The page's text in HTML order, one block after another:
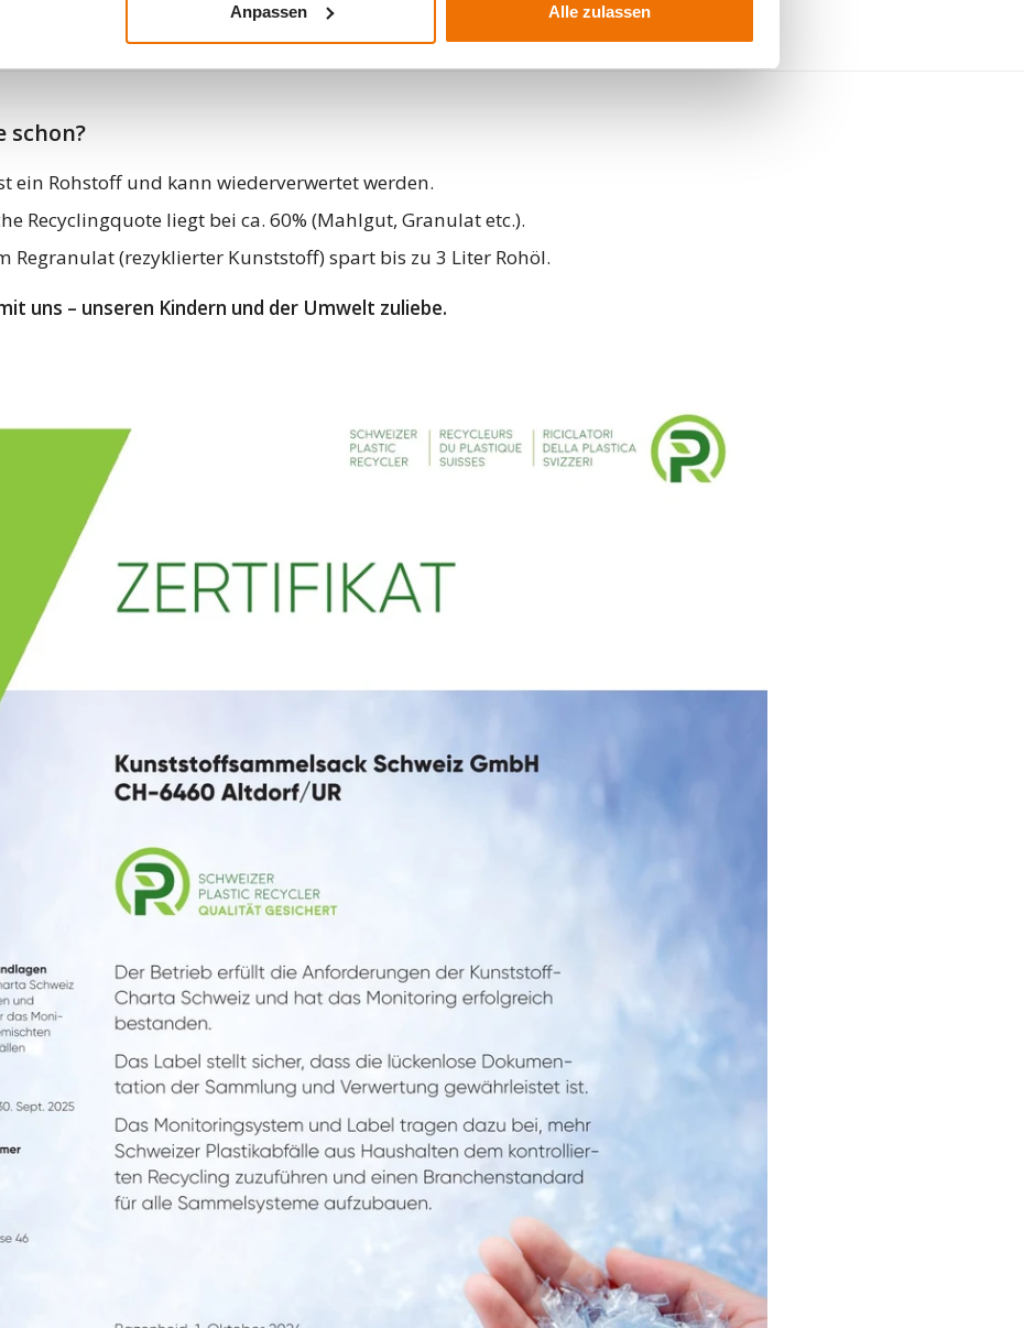
Anpassen Alle zulassen
schon?
ein Rohstoff und kann wiederverwertet werden.
Recyclingquote liegt bei ca. 60% (Mahlgut, Granulat etc.).
Regranulat (rezyklierter Kunststoff) spart bis zu 3 Liter Rohöl.
uns – unseren Kindern und der Umwelt zuliebe.